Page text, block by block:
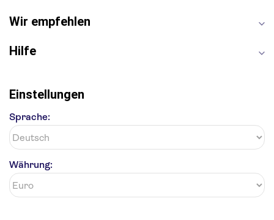
Wir empfehlen
Hilfe
Einstellungen
Sprache:
Währung: